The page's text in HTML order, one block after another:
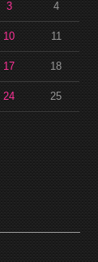
3 4
10 11
17 18
24 25